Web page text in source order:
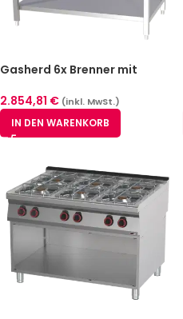
Gasherd 6x Brenner mit
G
2.854,81 € (inkl. MwSt.)
IN DEN WARENKORB